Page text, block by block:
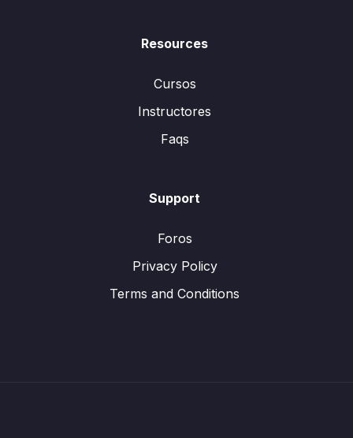
Resources
Cursos
Instructores
Faqs
Support
Foros
Privacy Policy
Terms and Conditions